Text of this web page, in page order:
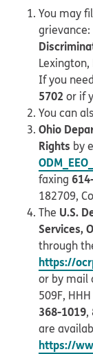
You may
grievance:
Lexington,
If you
5702 or if
You can
Ohio
Rights by
faxing
182709,
The U.S.
Services,
through
https://
or by mail
509F,
368-1019,
are
https://